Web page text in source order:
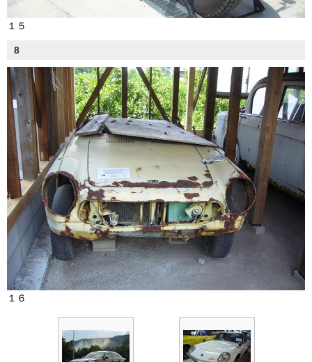
１５
8
１６